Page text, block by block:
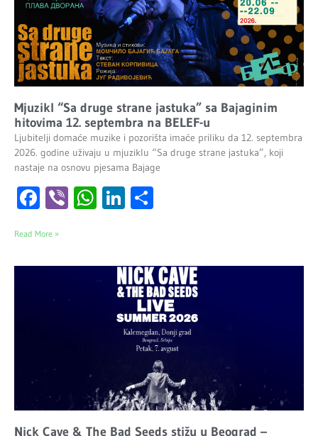
Mjuzikl “Sa druge strane jastuka” sa Bajaginim
hitovima 12. septembra na BELEF-u
Ljubitelji domaće muzike i pozorišta imaće priliku da 12. septembra
2026. godine uživaju u mjuziklu “Sa druge strane jastuka”, koji
nastaje na osnovu pjesama Bajage
Facebook
ViberWhatsApp
LinkedIn
Read More »
Nick Cave & The Bad Seeds stižu u Beograd –